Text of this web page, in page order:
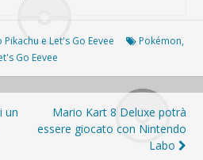
e Let's Go Eevee Pokémon,
Go Eevee
un
Mario Kart 8 Deluxe potrà
essere giocato con Nintendo
Labo